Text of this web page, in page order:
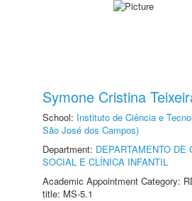
Symone Cristina
School: Instituto de Ciência e
São José dos Campos)
Department: DEPARTAMENTO DE
SOCIAL E CLÍNICA INFANTIL
Academic Appointment Category:
title: MS-5.1